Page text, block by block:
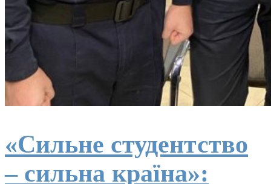
«Сильне студентство
– сильна країна»: